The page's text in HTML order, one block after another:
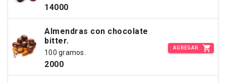
14000
Almendras con chocolate
bitter.
100 gramos.
2000
AGREGAR